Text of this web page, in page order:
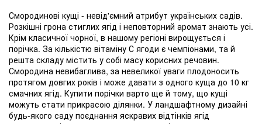
Смородинові кущі - невід'ємний атрибут українських садів.
Розкішні грона стиглих ягід і неповторний аромат знають усі.
Крім класичної чорної, в нашому регіоні вирощується і
порічка. За кількістю вітаміну С ягоди є чемпіонами, та й
решта складу містить у собі масу корисних речовин.
Смородина невибаглива, за невеликої уваги плодоносить
протягом довгих років і може давати з одного куща до 10 кг
смачних ягід. Купити порічки варто ще й тому, що кущі
можуть стати прикрасою ділянки. У ландшафтному дизайні
будь-якого саду поєднання яскравих відтінків ягід